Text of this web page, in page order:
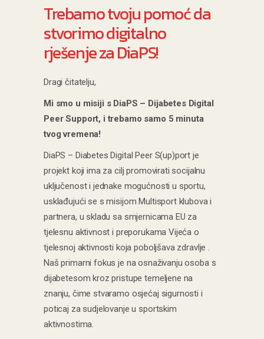
Trebamo tvoju pomoć da
stvorimo digitalno
rješenje za DiaPS!
Dragi čitatelju,
Mi smo u misiji s DiaPS – Dijabetes Digital
Peer Support, i trebamo samo 5 minuta
tvog vremena!
DiaPS – Diabetes Digital Peer S(up)port je
projekt koji ima za cilj promovirati socijalnu
uključenost i jednake mogućnosti u sportu,
usklađujući se s misijom Multisport klubova i
partnera, u skladu sa smjernicama EU za
tjelesnu aktivnost i preporukama Vijeća o
tjelesnoj aktivnosti koja poboljšava zdravlje .
Naš primarni fokus je na osnaživanju osoba s
dijabetesom kroz pristupe temeljene na
znanju, čime stvaramo osjećaj sigurnosti i
poticaj za sudjelovanje u sportskim
aktivnostima.